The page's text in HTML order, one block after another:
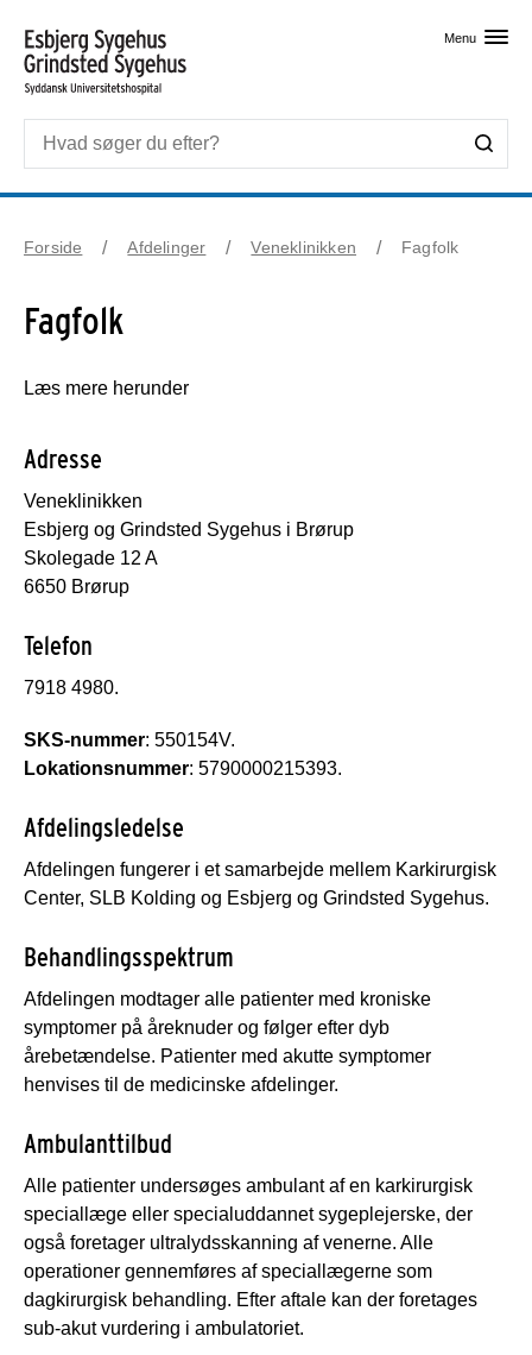
Menu
Forside Afdelinger Veneklinikken Fagfolk
Fagfolk
Læs mere herunder
Adresse
Veneklinikken
Esbjerg og Grindsted Sygehus i Brørup
Skolegade 12 A
6650 Brørup
Telefon
7918 4980.
SKS-nummer: 550154V.
Lokationsnummer: 5790000215393.
Afdelingsledelse
Afdelingen fungerer i et samarbejde mellem Karkirurgisk
Center, SLB Kolding og Esbjerg og Grindsted Sygehus.
Behandlingsspektrum
Afdelingen modtager alle patienter med kroniske
symptomer på åreknuder og følger efter dyb
årebetændelse. Patienter med akutte symptomer
henvises til de medicinske afdelinger.
Ambulanttilbud
Alle patienter undersøges ambulant af en karkirurgisk
speciallæge eller specialuddannet sygeplejerske, der
også foretager ultralydsskanning af venerne. Alle
operationer gennemføres af speciallægerne som
dagkirurgisk behandling. Efter aftale kan der foretages
sub-akut vurdering i ambulatoriet.